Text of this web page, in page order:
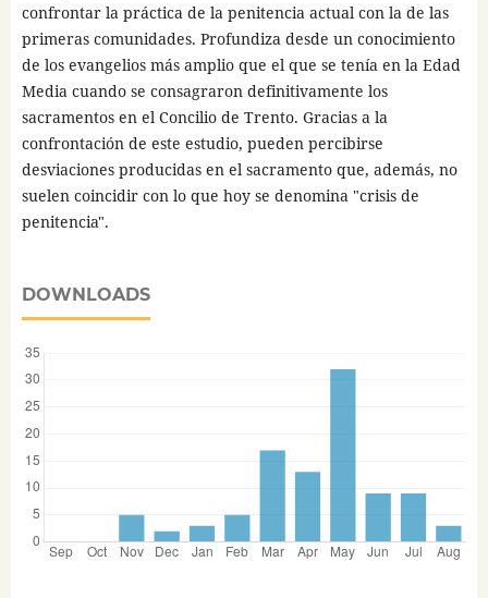
confrontar la práctica de la penitencia actual con la de las
primeras comunidades. Profundiza desde un conocimiento
de los evangelios más amplio que el que se tenía en la Edad
Media cuando se consagraron definitivamente los
sacramentos en el Concilio de Trento. Gracias a la
confrontación de este estudio, pueden percibirse
desviaciones producidas en el sacramento que, además, no
suelen coincidir con lo que hoy se denomina "crisis de
penitencia".
DOWNLOADS